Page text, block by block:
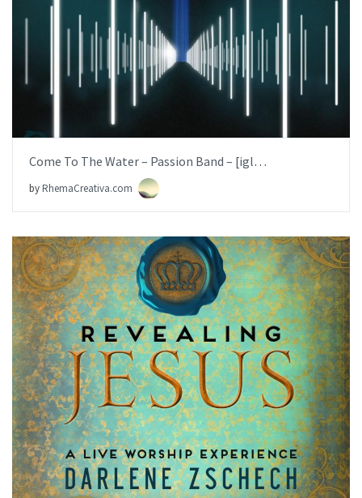
AÑADIR AL PEDIDO
ITEM PRICE:$6.99
Come To The Water – Passion Band – [iglesia.local]
byRhemaCreativa.com
AÑADIR AL PEDIDO
ITEM PRICE:$19.99